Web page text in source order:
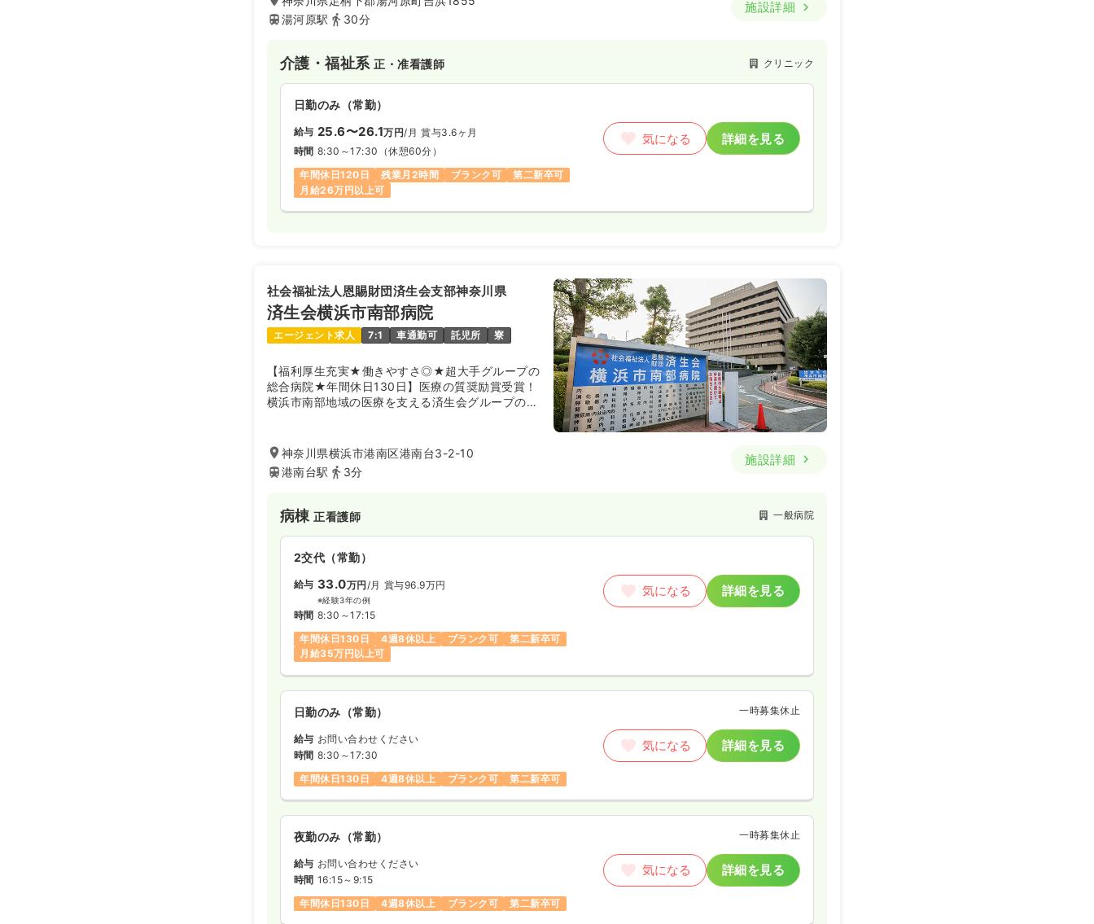
募ください。
湯河原駅
30分
施設詳細
介護・福祉系正・准看護師 クリニック
日勤のみ（常勤）
給与 25.6〜26.1万円/月 賞与3.6ヶ月
時間 8:30～17:30 （休憩60分）
年間休日120日
残業月2時間 ブランク可
第二新卒可
月給26万円以上可
気になる 詳細を見る
社会福祉法人恩賜財団済生会支部神奈川県
済生会横浜市南部病院
エージェント求人 7:1 車通勤可 託児所 寮
【福利厚生充実★働きやすさ◎★超大手グループの
総合病院★年間休日130日】医療の質奨励賞受賞！
横浜市南部地域の医療を支える済生会グループの総
JR根岸線「港南台」駅から徒歩3分と通勤にも非常
に便利です。
神奈川県横浜市港南区港南台3-2-10
港南台駅
3分
施設詳細
病棟正看護師 一般病院
2交代（常勤）
給与 33.0万円 /月 賞与96.9万円
※経験3年の例
時間 8:30～17:15
年間休日130日
4週8休以上 ブランク可
第二新卒可
月給35万円以上可
気になる 詳細を見る
日勤のみ（常勤） 一時募集休止
給与 お問い合わせください
時間 8:30～17:30
年間休日130日
4週8休以上 ブランク可 第二新卒可
気になる 詳細を見る
夜勤のみ（常勤） 一時募集休止
給与 お問い合わせください
時間 16:15～9:15
年間休日130日
4週8休以上 ブランク可 第二新卒可
気になる 詳細を見る